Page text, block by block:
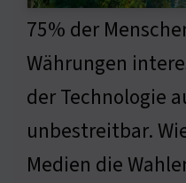
75% der
Währungen
der Technologie
unbestreitbar.
Medien die